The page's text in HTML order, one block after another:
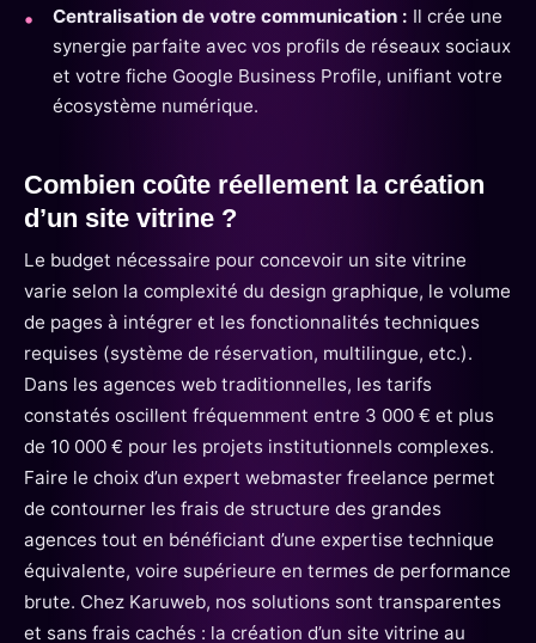
Centralisation de votre communication : Il crée une
synergie parfaite avec vos profils de réseaux sociaux
et votre fiche Google Business Profile, unifiant votre
écosystème numérique.
Combien coûte réellement la création
d’un site vitrine ?
Le budget nécessaire pour concevoir un site vitrine
varie selon la complexité du design graphique, le volume
de pages à intégrer et les fonctionnalités techniques
requises (système de réservation, multilingue, etc.).
Dans les agences web traditionnelles, les tarifs
constatés oscillent fréquemment entre 3 000 € et plus
de 10 000 € pour les projets institutionnels complexes.
Faire le choix d’un expert webmaster freelance permet
de contourner les frais de structure des grandes
agences tout en bénéficiant d’une expertise technique
équivalente, voire supérieure en termes de performance
brute. Chez Karuweb, nos solutions sont transparentes
et sans frais cachés : la création d’un site vitrine au